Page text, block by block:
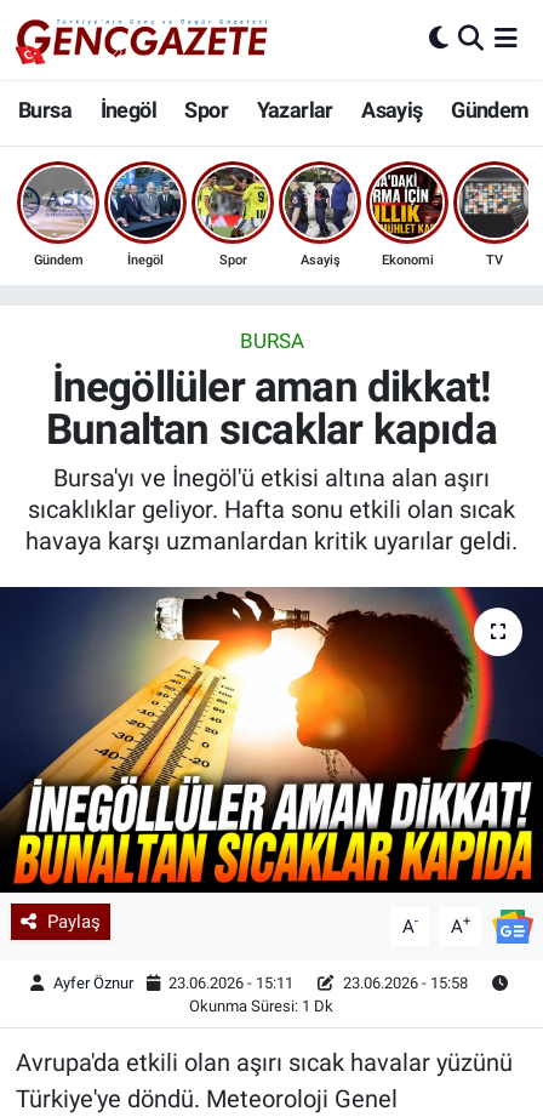
Bursa İnegöl Spor Yazarlar Asayiş Gündem
Gündem İnegöl Spor Asayiş Ekonomi TV
BURSA
İnegöllüler aman dikkat!
Bunaltan sıcaklar kapıda
Bursa'yı ve İnegöl'ü etkisi altına alan aşırı
sıcaklıklar geliyor. Hafta sonu etkili olan sıcak
havaya karşı uzmanlardan kritik uyarılar geldi.
Paylaş A- A+
Ayfer Öznur 23.06.2026 - 15:11
23.06.2026 - 15:58
Okunma Süresi: 1 Dk
Avrupa'da etkili olan aşırı sıcak havalar yüzünü
Türkiye'ye döndü. Meteoroloji Genel
Bursa
İnegöl
3.SAYFA
Ekonomi
Güncel
İnanç
Kadın & Aile
Kültür & Sanat
Sağlık
Siyaset
Teknoloji
Yazarlar
Nöbetçi Eczaneler
Hava Durumu
Trafik Durumu
Son Dakika Haberleri
Haber Arşivi